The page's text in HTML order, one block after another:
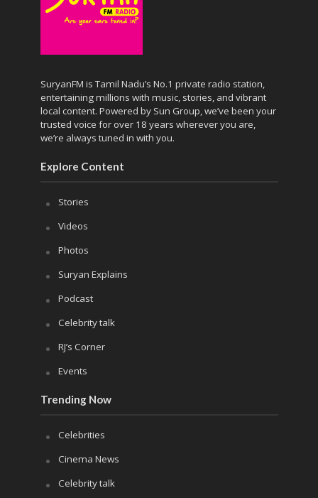
SuryanFM is Tamil Nadu’s No.1 private radio station,
entertaining millions with music, stories, and vibrant
local content. Powered by Sun Group, we’ve been your
trusted voice for over 18 years wherever you are,
we’re always tuned in with you.
Explore Content
Stories
Videos
Photos
Suryan Explains
Podcast
Celebrity talk
RJ’s Corner
Events
Trending Now
Celebrities
Cinema News
Celebrity talk